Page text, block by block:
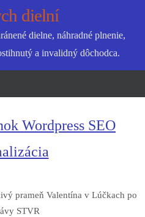
dielní
dielne, náhradné plnenie,
a invalidný dôchodca.
Wordpress SEO
prameň Valentína v Lúčkach po
STVR